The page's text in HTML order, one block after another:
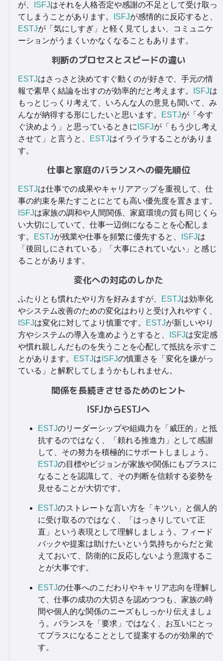
が、
ISFJはそれを人格否定や感謝の不足として受け取っ
てしまうことがあります。
ISFJが感情的に反応すると、
ESTJが「気にしすぎ」と軽く見てしまい、コミュニケ
ーションがうまくいかなくなることもあります。
判断のプロセスとスピードの違い
ESTJはさっさと決めてすぐ動くのが好きで、手元の情
報で素早く結論を出すのが効率的だと考えます。
ISFJは
もっとじっくり考えて、いろんな人の意見も聞いて、み
んなが納得する形にしたいと思います。
ESTJが「今す
ぐ決めよう」と思っているときに ISFJが「もう少し考え
させて」と言うと、
ESTJはイライラすることがありま
す。
仕事と家庭のバランスへの優先順位
ESTJは仕事での成果やキャリアアップを重視して、仕
事の約束を果たすことにとても高い優先度を置きます。
ISFJは家族の調和や人間関係、家庭環境の質も同じくら
い大切にしていて、仕事一辺倒になることを心配しま
す。
ESTJが残業や仕事を頻繁に優先すると、 ISFJは
「後回しにされている」「大事にされていない」と感じ
ることがあります。
変化への対応のしかた
ふたりとも慣れたやり方を好みますが、 ESTJは効率化
やシステム改善のための変化はわりと受け入れやすく、
ISFJは変化に対してより慎重です。 ESTJが新しいやり
方やシステムの導入を進めようとすると、
ISFJは安定感
や慣れ親しんだものを失うことを心配して抵抗を示すこ
とがあります。
ESTJは ISFJの慎重さを「変化を嫌がっ
ている」と解釈してしまうかもしれません。
関係を長続きさせるためのヒント
ISFJからESTJへ
ESTJのリーダーシップや組織力を「威圧的」と抵
抗するのではなく、「頼れる推進力」として感謝
して、その努力を積極的にサポートしましょう。
ESTJの目標やビジョンが家族や関係にもプラスに
なることを認識して、その判断を信頼する姿勢を
見せることが大切です。
ESTJのストレートな言い方を「キツい」と個人的
に受け取るのではなく、「はっきりしていて正
直」という表現として理解しましょう。フィード
バックや提案は助けたいという気持ちからだと覚
えておいて、防衛的に反応しないよう意識するこ
とが大事です。
ESTJの仕事へのこだわりやキャリア志向を理解し
て、仕事の成功の大切さを認めつつも、家族の時
間や個人的な関係のニーズもしっかり伝えましょ
う。バランスを「要求」ではなく、お互いにとっ
てプラスになることとして提案するのが効果的で
す。